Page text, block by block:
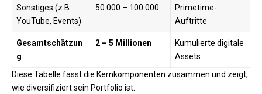
Sonstiges (z.B.
YouTube, Events)
50.000 – 100.000
Primetime-
Auftritte
Gesamtschätzun
g
2 – 5 Millionen
Kumulierte digitale
Assets
Diese Tabelle fasst die Kernkomponenten zusammen und zeigt,
wie diversifiziert sein Portfolio ist.​